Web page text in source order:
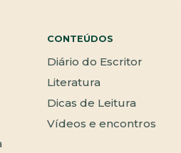
CONTEÚDOS
Diário do Escritor
Literatura
Dicas de Leitura
Vídeos e encontros